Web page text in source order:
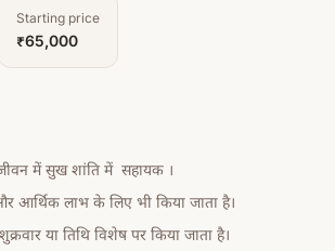
Starting price
₹65,000
जीवन में सुख शांति में सहायक ।
आर्थिक लाभ के लिए भी किया जाता है।
या तिथि विशेष पर किया जाता है।